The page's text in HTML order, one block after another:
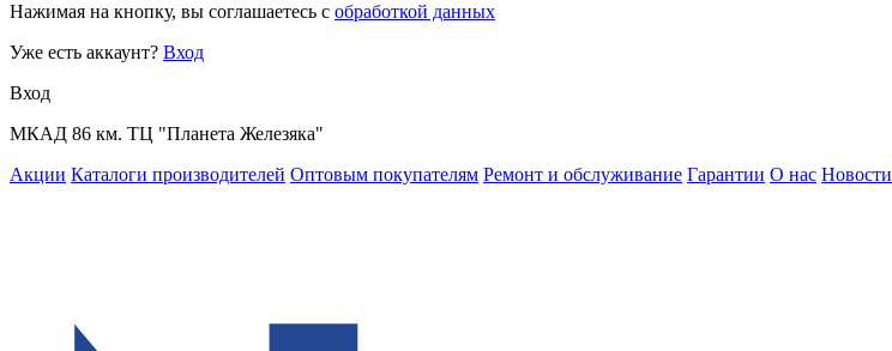
Нажимая на кнопку, вы соглашаетесь с обработкой данных
Уже есть аккаунт? Вход
Вход
МКАД 86 км. ТЦ "Планета Железяка"
Акции Каталоги производителей Оптовым покупателям Ремонт и обслуживание Гарантии О нас Новости